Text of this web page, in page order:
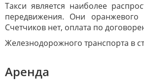
Такси является наиболее
передвижения. Они оранжевого
Счетчиков нет, оплата по
Железнодорожного транспорта в
Аренда